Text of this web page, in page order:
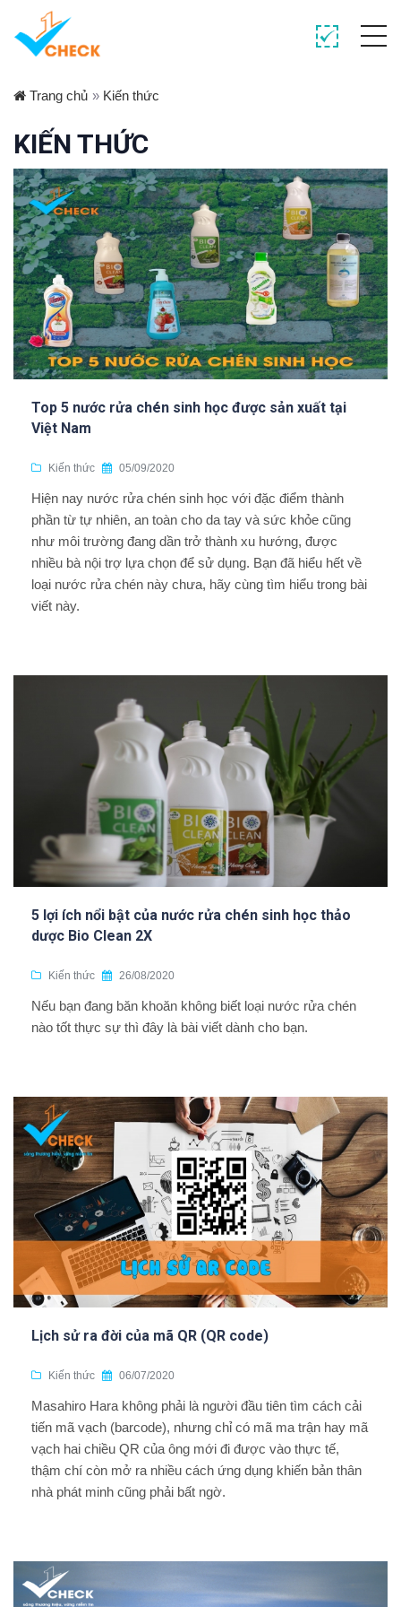
Trang chủ » Kiến thức
KIẾN THỨC
Top 5 nước rửa chén sinh học được sản xuất tại
Việt Nam
Kiến thức 05/09/2020
Hiện nay nước rửa chén sinh học với đặc điểm thành
phần từ tự nhiên, an toàn cho da tay và sức khỏe cũng
như môi trường đang dần trở thành xu hướng, được
nhiều bà nội trợ lựa chọn để sử dụng. Bạn đã hiểu hết về
loại nước rửa chén này chưa, hãy cùng tìm hiểu trong bài
viết này.
5 lợi ích nổi bật của nước rửa chén sinh học thảo
dược Bio Clean 2X
Kiến thức 26/08/2020
Nếu bạn đang băn khoăn không biết loại nước rửa chén
nào tốt thực sự thì đây là bài viết dành cho bạn.
Lịch sử ra đời của mã QR (QR code)
Kiến thức 06/07/2020
Masahiro Hara không phải là người đầu tiên tìm cách cải
tiến mã vạch (barcode), nhưng chỉ có mã ma trận hay mã
vạch hai chiều QR của ông mới đi được vào thực tế,
thậm chí còn mở ra nhiều cách ứng dụng khiến bản thân
nhà phát minh cũng phải bất ngờ.